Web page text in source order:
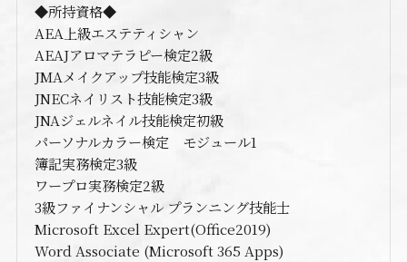
◆所持資格◆
AEA上級エステティシャン
AEAJアロマテラピー検定2級
JMAメイクアップ技能検定3級
JNECネイリスト技能検定3級
JNAジェルネイル技能検定初級
パーソナルカラー検定 モジュール1
簿記実務検定3級
ワープロ実務検定2級
3級ファイナンシャル プランニング技能士
Microsoft Excel Expert(Office2019)
Word Associate (Microsoft 365 Apps)